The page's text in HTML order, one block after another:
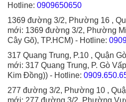
Hotline: 0909650650
1369 đường 3/2, Phường 16 ,
mới: 1369 đường 3/2, Phường
Cây Gõ), TP.HCM) - Hotline:
317 Quang Trung, P.10 , Quận
mới: 317 Quang Trung, P. Gò
Kim Đồng)) - Hotline:
277 đường 3/2, Phường 10 ,
mới: 277 đường 3/2, Phường